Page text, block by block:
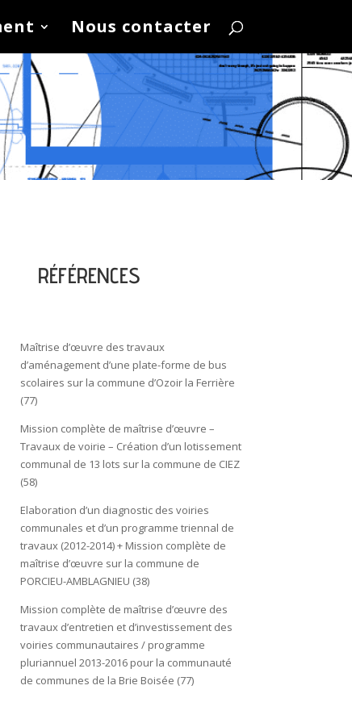
Nous contacter
RÉFÉRENCES
Maîtrise d’œuvre des travaux
d’aménagement d’une plate-forme de bus
scolaires sur la commune d’Ozoir la Ferrière
(77)
Mission complète de maîtrise d’œuvre –
Travaux de voirie – Création d’un lotissement
communal de 13 lots sur la commune de CIEZ
(58)
Elaboration d’un diagnostic des voiries
communales et d’un programme triennal de
travaux (2012-2014) + Mission complète de
maîtrise d’œuvre sur la commune de
PORCIEU-AMBLAGNIEU (38)
Mission complète de maîtrise d’œuvre des
travaux d’entretien et d’investissement des
voiries communautaires / programme
pluriannuel 2013-2016 pour la communauté
de communes de la Brie Boisée (77)